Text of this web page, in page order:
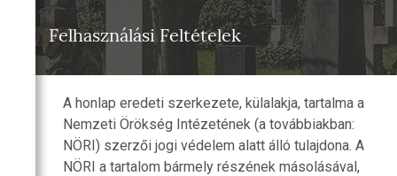
Felhasználási Feltételek
A honlap eredeti szerkezete, külalakja, tartalma a
Nemzeti Örökség Intézetének (a továbbiakban:
NÖRI) szerzői jogi védelem alatt álló tulajdona. A
NÖRI a tartalom bármely részének másolásával,